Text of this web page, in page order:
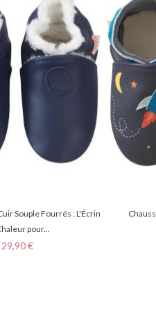
Souple Fourrés : L'Écrin
pour...
Prix
29,90 €